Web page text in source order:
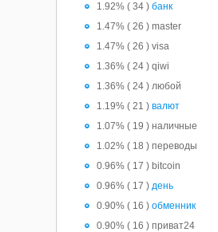
1.92% ( 34 )банк
1.47% ( 26 ) master
1.47% ( 26 ) visa
1.36% ( 24 ) qiwi
1.36% ( 24 ) любой
1.19% ( 21 )валют
1.07% ( 19 ) наличные
1.02% ( 18 ) переводы
0.96% ( 17 ) bitcoin
0.96% ( 17 )день
0.90% ( 16 )обменник
0.90% ( 16 ) приват24